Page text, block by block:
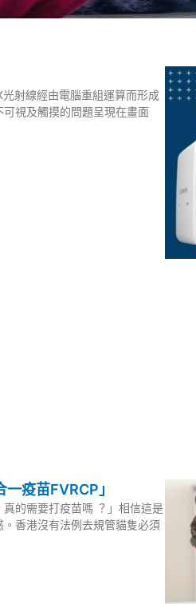
射線經由電腦重組運算而形成
視及觸摸的問題呈現在畫面
疫苗FVRCP」
真的需要打疫苗嗎 ？」相信這是
香港沒有法例去規管貓隻必須